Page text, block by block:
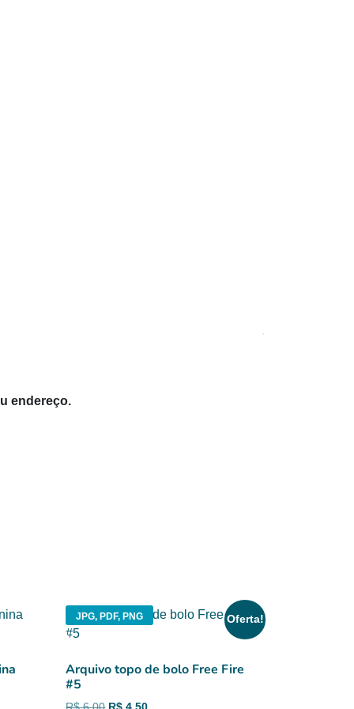
endereço.
JPG, PDF, PNG Oferta!
Arquivo topo de bolo Free Fire
#5
O O